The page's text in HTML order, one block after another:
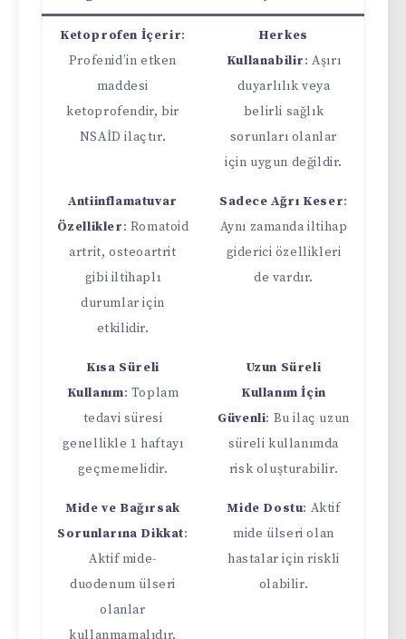
Ketoprofen İçerir:
Profenid’in etken
maddesi
ketoprofendir, bir
NSAİD ilaçtır.
Herkes
Kullanabilir: Aşırı
duyarlılık veya
belirli sağlık
sorunları olanlar
için uygun değildir.
Antiinflamatuvar
Özellikler: Romatoid
artrit, osteoartrit
gibi iltihaplı
durumlar için
etkilidir.
Sadece Ağrı Keser:
Aynı zamanda iltihap
giderici özellikleri
de vardır.
Kısa Süreli
Kullanım: Toplam
tedavi süresi
genellikle 1 haftayı
geçmemelidir.
Uzun Süreli
Kullanım İçin
Güvenli: Bu ilaç uzun
süreli kullanımda
risk oluşturabilir.
Mide ve Bağırsak
Sorunlarına Dikkat:
Aktif mide-
duodenum ülseri
olanlar
kullanmamalıdır.
Mide Dostu: Aktif
mide ülseri olan
hastalar için riskli
olabilir.